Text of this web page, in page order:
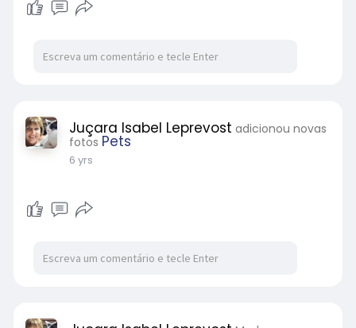
Juçara Isabel Leprevost adicionou novas
fotos Pets
6 yrs